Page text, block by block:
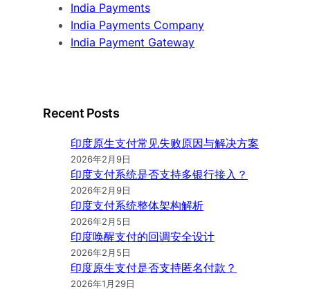
India Payments
India Payments Company
India Payment Gateway
Recent Posts
印度原生支付常见失败原因与解决方案
2026年2月9日
印度支付系统是否支持多银行接入？
2026年2月9日
印度支付系统整体架构解析
2026年2月5日
印度唤醒支付的回调安全设计
2026年2月5日
印度原生支付是否支持匿名付款？
2026年1月29日